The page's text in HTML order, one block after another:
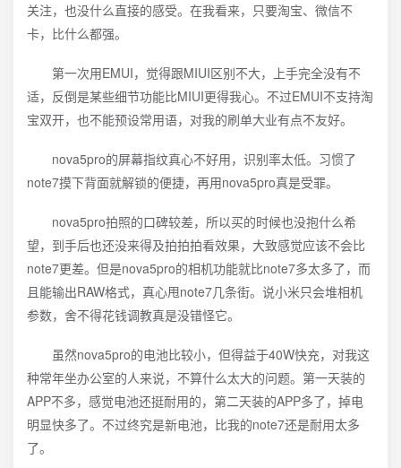
关注，也没什么直接的感受。在我看来，只要淘宝、微信不
卡，比什么都强。
第一次用EMUI，觉得跟MIUI区别不大，上手完全没有不
适，反倒是某些细节功能比MIUI更得我心。不过EMUI不支持淘
宝双开，也不能预设常用语，对我的刷单大业有点不友好。
nova5pro的屏幕指纹真心不好用，识别率太低。习惯了
note7摸下背面就解锁的便捷，再用nova5pro真是受罪。
nova5pro拍照的口碑较差，所以买的时候也没抱什么希
望，到手后也还没来得及拍拍拍看效果，大致感觉应该不会比
note7更差。但是nova5pro的相机功能就比note7多太多了，而
且能输出RAW格式，真心甩note7几条街。说小米只会堆相机
参数，舍不得花钱调教真是没错怪它。
虽然nova5pro的电池比较小，但得益于40W快充，对我这
种常年坐办公室的人来说，不算什么太大的问题。第一天装的
APP不多，感觉电池还挺耐用的，第二天装的APP多了，掉电
明显快多了。不过终究是新电池，比我的note7还是耐用太多
了。